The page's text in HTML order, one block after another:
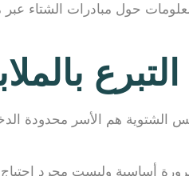
حول مبادرات الشتاء
الشتوية هم الأسر محدودة
أساسية وليست مجرد